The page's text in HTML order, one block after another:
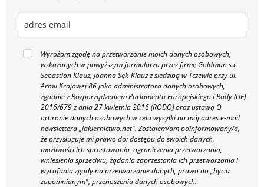
Wyrażam zgodę na przetwarzanie moich danych osobowych,
wskazanych w powyższym formularzu przez firmę Goldman s.c.
Sebastian Klauz, Joanna Sęk-Klauz z siedzibą w Tczewie przy ul.
Armii Krajowej 86 jako administratora danych osobowych,
zgodnie z Rozporządzeniem Parlamentu Europejskiego i Rady (UE)
2016/679 z dnia 27 kwietnia 2016 (RODO) oraz ustawą O
ochronie danych osobowych w celu wysyłki na mój adres e-mail
newslettera „lakiernictwo.net". Zostałem/am poinformowany/a,
że przysługuje mi prawo do: dostępu do swoich danych,
możliwości ich sprostowania, ograniczenia przetwarzania,
wniesienia sprzeciwu, żądania zaprzestania ich przetwarzania i
wycofania zgody na przetwarzanie danych, prawo do „bycia
zapomnianym", przenoszenia danych osobowych.